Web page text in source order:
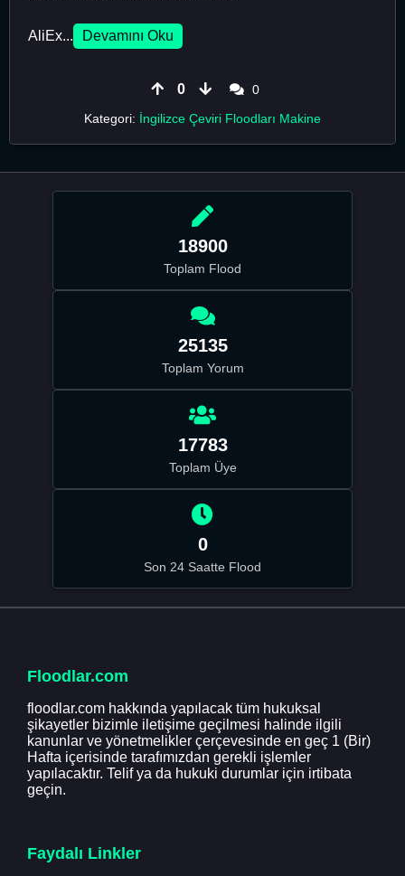
AliEx... Devamını Oku
0
0
Kategori: İngilizce Çeviri Floodları Makine
18900
Toplam Flood
25135
Toplam Yorum
17783
Toplam Üye
0
Son 24 Saatte Flood
Floodlar.com
floodlar.com hakkında yapılacak tüm hukuksal
şikayetler bizimle iletişime geçilmesi halinde ilgili
kanunlar ve yönetmelikler çerçevesinde en geç 1 (Bir)
Hafta içerisinde tarafımızdan gerekli işlemler
yapılacaktır. Telif ya da hukuki durumlar için irtibata
geçin.
Faydalı Linkler